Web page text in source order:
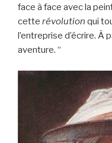
face à face avec la
cette révolution qui
l’entreprise d’écrire. À
aventure. “